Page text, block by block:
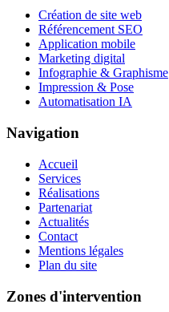
Création de site web
Référencement SEO
Application mobile
Marketing digital
Infographie & Graphisme
Impression & Pose
Automatisation IA
Navigation
Accueil
Services
Réalisations
Partenariat
Actualités
Contact
Mentions légales
Plan du site
Zones d'intervention